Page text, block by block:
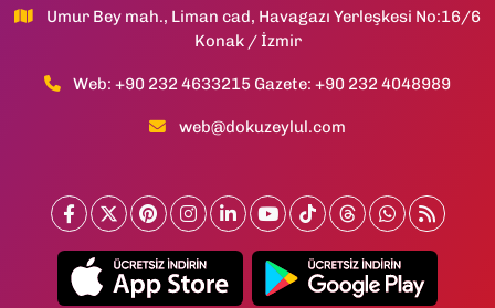
Umur Bey mah., Liman cad, Havagazı Yerleşkesi No:16/6
Konak / İzmir
Web: +90 232 4633215 Gazete: +90 232 4048989
web@dokuzeylul.com